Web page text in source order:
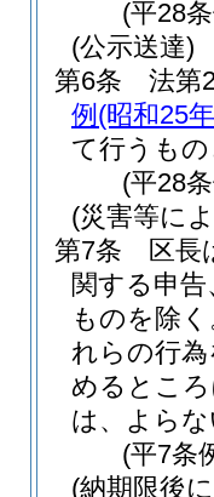
(平28
(公示送達)
第6条
法第
例 (昭和25
て行うも
(平28
(災害等に
第7条
区長
関する申
ものを除
れらの行
めるとこ
は、よら
(平7条
(納期限後